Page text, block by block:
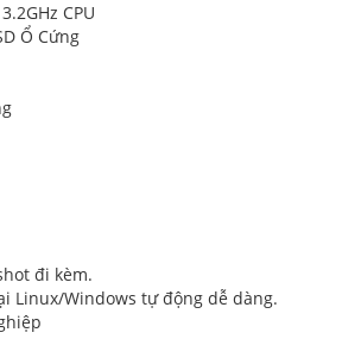
CPU
Ổ Cứng
đi kèm.
Linux/Windows tự động dễ dàng.